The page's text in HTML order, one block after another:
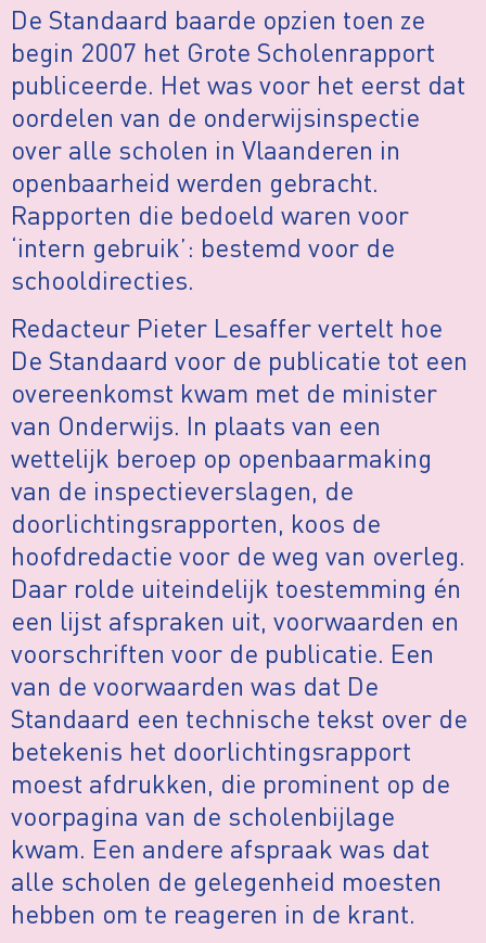
De Standaard baarde opzien toen ze
begin 2007 het Grote Scholenrapport
publiceerde. Het was voor het eerst dat
oordelen van de onderwijsinspectie
over alle scholen in Vlaanderen in
openbaarheid werden gebracht.
Rapporten die bedoeld waren voor
‘intern gebruik’: bestemd voor de
schooldirecties.
Redacteur Pieter Lesaffer vertelt hoe
De Standaard voor de publicatie tot een
overeenkomst kwam met de minister
van Onderwijs. In plaats van een
wettelijk beroep op openbaarmaking
van de inspectieverslagen, de
doorlichtingsrapporten, koos de
hoofdredactie voor de weg van overleg.
Daar rolde uiteindelijk toestemming én
een lijst afspraken uit, voorwaarden en
voorschriften voor de publicatie. Een
van de voorwaarden was dat De
Standaard een technische tekst over de
betekenis het doorlichtingsrapport
moest afdrukken, die prominent op de
voorpagina van de scholenbijlage
kwam. Een andere afspraak was dat
alle scholen de gelegenheid moesten
hebben om te reageren in de krant.